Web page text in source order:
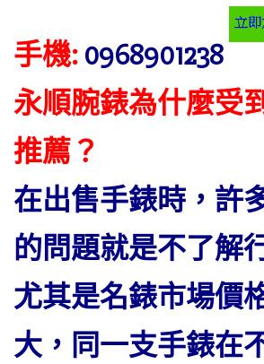
手機: 0968901238
永順腕錶為什麼受
推薦？
在出售手錶時，許
的問題就是不了解
尤其是名錶市場價
大，同一支手錶在